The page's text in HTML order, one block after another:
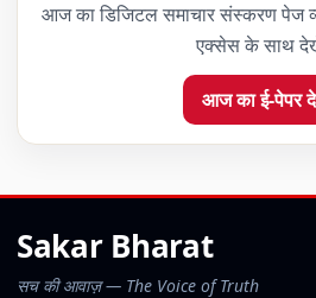
आज का डिजिटल समाचार संस्करण पेज
एक्सेस के साथ
आज का ई-पेपर
Sakar Bharat
सच की आवाज़ — The Voice of Truth